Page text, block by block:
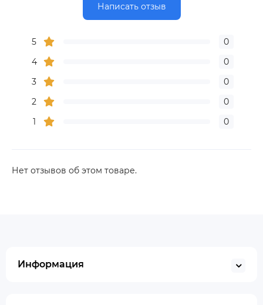
Написать отзыв
5
0
4
0
3
0
2
0
1
0
Нет отзывов об этом товаре.
Информация